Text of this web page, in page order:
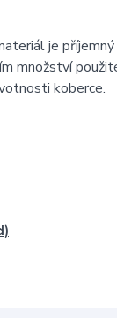
je
množství
koberce.